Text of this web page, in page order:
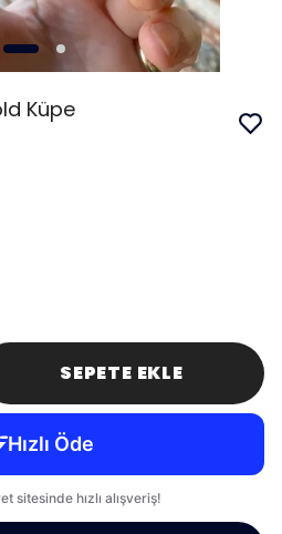
Küpe
SEPETE EKLE